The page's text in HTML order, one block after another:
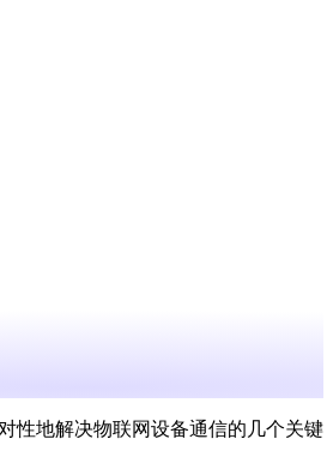
性地解决物联网设备通信的几个关键